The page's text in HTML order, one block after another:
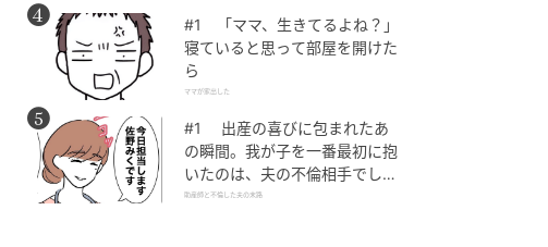
#1 「ママ、生きてるよね？」
寝ていると思って部屋を開けた
ら
ママが家出した
#1 出産の喜びに包まれたあ
の瞬間。我が子を一番最初に抱
いたのは、夫の不倫相手でし
た。
助産師と不倫した夫の末路